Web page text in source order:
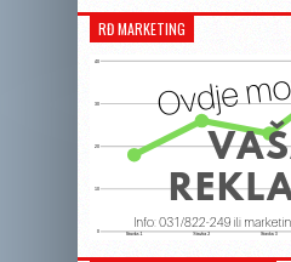
RĐ MARKETING